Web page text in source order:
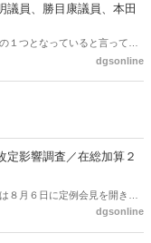
議員、勝目康議員、本田
１つとなっていると言っても
。特に与党では、政府関係者
dgsonline
定影響調査／在総加算２
８月６日に定例会見を開き、
局への影響」の調査結果を公
dgsonline